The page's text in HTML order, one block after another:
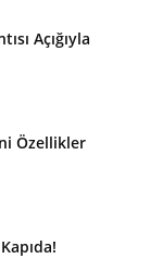
Açığıyla
Özellikler